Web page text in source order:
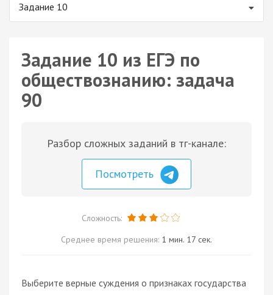
Задание 10
Задание 10 из ЕГЭ по
обществознанию: задача
90
Разбор сложных заданий в тг-канале:
Посмотреть
Сложность:
Среднее время решения: 1 мин. 17 сек.
Выберите верные суждения о признаках государства